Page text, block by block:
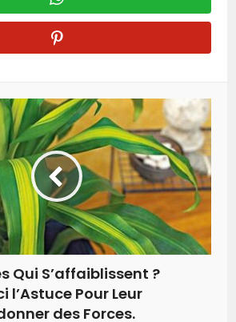
Qui S’affaiblissent ?
l’Astuce Pour Leur
des Forces.